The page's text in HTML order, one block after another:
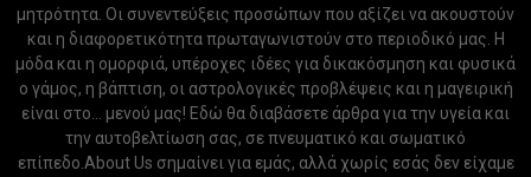
μητρότητα. Οι συνεντεύξεις προσώπων που αξίζει να ακουστούν
και η διαφορετικότητα πρωταγωνιστούν στο περιοδικό μας. Η
μόδα και η ομορφιά, υπέροχες ιδέες για δικακόσμηση και φυσικά
ο γάμος, η βάπτιση, οι αστρολογικές προβλέψεις και η μαγειρική
είναι στο... μενού μας! Εδώ θα διαβάσετε άρθρα για την υγεία και
την αυτοβελτίωση σας, σε πνευματικό και σωματικό
επίπεδο.About Us σημαίνει για εμάς, αλλά χωρίς εσάς δεν είχαμε